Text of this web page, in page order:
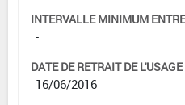
INTERVALLE MINIMUM
-
DATE DE RETRAIT DE L'USAGE
16/06/2016